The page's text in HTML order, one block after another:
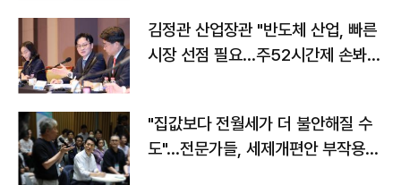
김정관 산업장관 "반도체 산업, 빠른
시장 선점 필요…주52시간제 손봐
"집값보다 전월세가 더 불안해질 수
도"…전문가들, 세제개편안 부작용